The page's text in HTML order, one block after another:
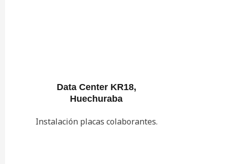
Data Center KR18,
Huechuraba
Instalación placas colaborantes.